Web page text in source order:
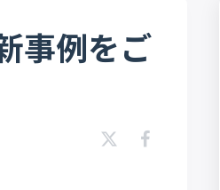
事例をご